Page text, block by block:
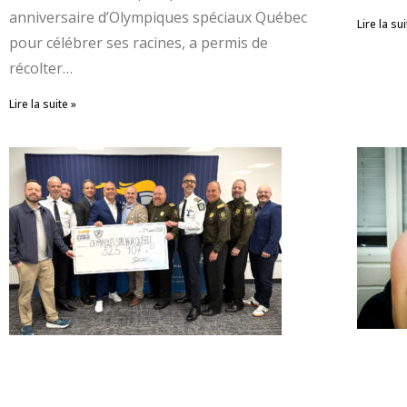
anniversaire d’Olympiques spéciaux Québec
pour célébrer ses racines, a permis de
récolter…
Lire la suite »
Lire la